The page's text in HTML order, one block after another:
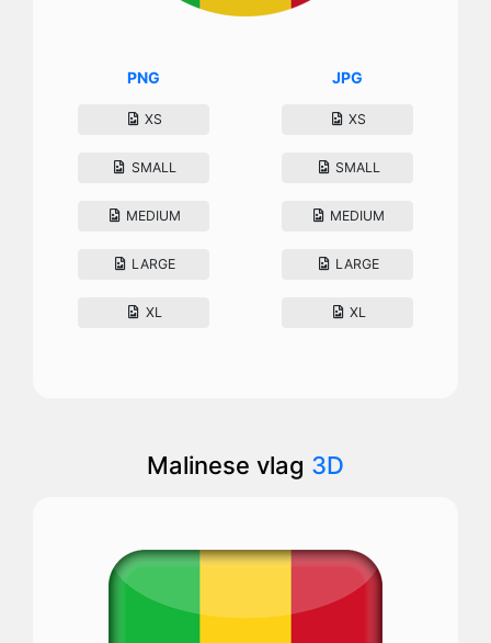
PNG
XS
SMALL
MEDIUM
LARGE
XL
JPG
XS
SMALL
MEDIUM
LARGE
XL
Malinese vlag 3D